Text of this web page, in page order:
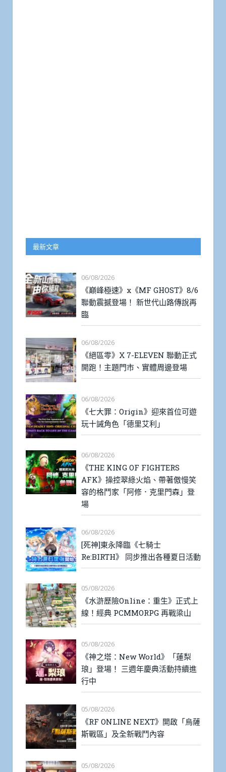
最新文章
06/08/2026
《巔峰極速》x《MF GHOST》8/6
聯動震撼登場！ 新世代山路傳說再
臨
06/08/2026
《絕區零》X 7-ELEVEN 聯動正式
開跑！主題門市、實體周邊登場
06/08/2026
《七大罪：Origin》迎來首位可遊
玩十誡角色「德里艾利」
06/08/2026
《THE KING OF FIGHTERS
AFK》操控翠綠火焰、帶著傲慢笑
容的格鬥家「阿修．克里門森」登
場
06/08/2026
[死神]東永降臨《七騎士
Re:BIRTH》 同步推出各種夏日活動
05/08/2026
《水滸歷險Online：重生》正式上
線！經典 PCMMORPG 再戰梁山
05/08/2026
《神之塔：New World》「蓮梨
琅」登場！ 三週年慶典活動持續進
行中
05/08/2026
《RF ONLINE NEXT》開啟「烏薩
斯戰區」及全新戰鬥內容
05/08/2026